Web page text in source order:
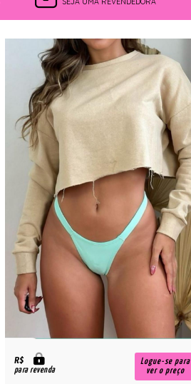
R$
para revenda
Logue-se para
ver o preço